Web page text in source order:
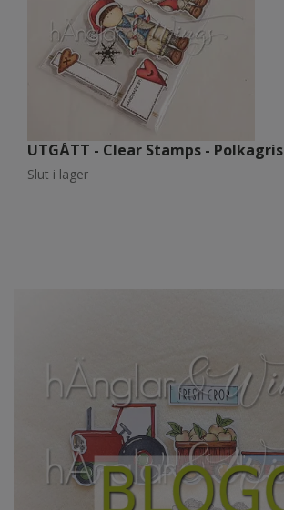
UTGÅTT - Clear Stamps - Polkagris
Slut i lager